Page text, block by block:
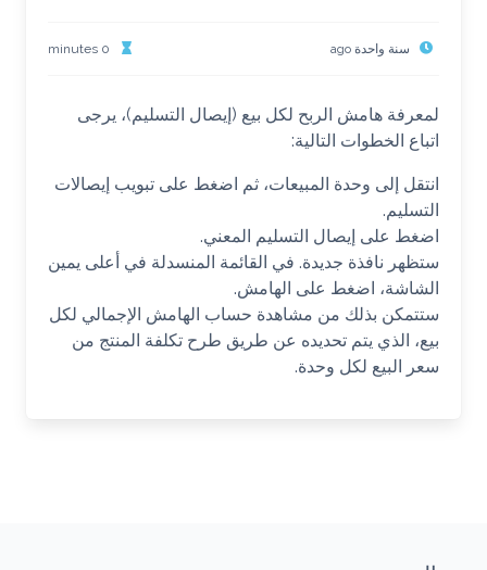
سنة واحدة ago 0 minutes
لمعرفة هامش الربح لكل بيع (إيصال التسليم)، يرجى
اتباع الخطوات التالية:
انتقل إلى وحدة المبيعات، ثم اضغط على تبويب إيصالات
التسليم.
اضغط على إيصال التسليم المعني.
ستظهر نافذة جديدة. في القائمة المنسدلة في أعلى يمين
الشاشة، اضغط على الهامش.
ستتمكن بذلك من مشاهدة حساب الهامش الإجمالي لكل
بيع، الذي يتم تحديده عن طريق طرح تكلفة المنتج من
سعر البيع لكل وحدة.